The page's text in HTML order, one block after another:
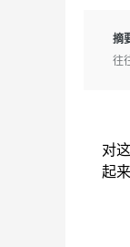
摘
往
在
对
起
劳